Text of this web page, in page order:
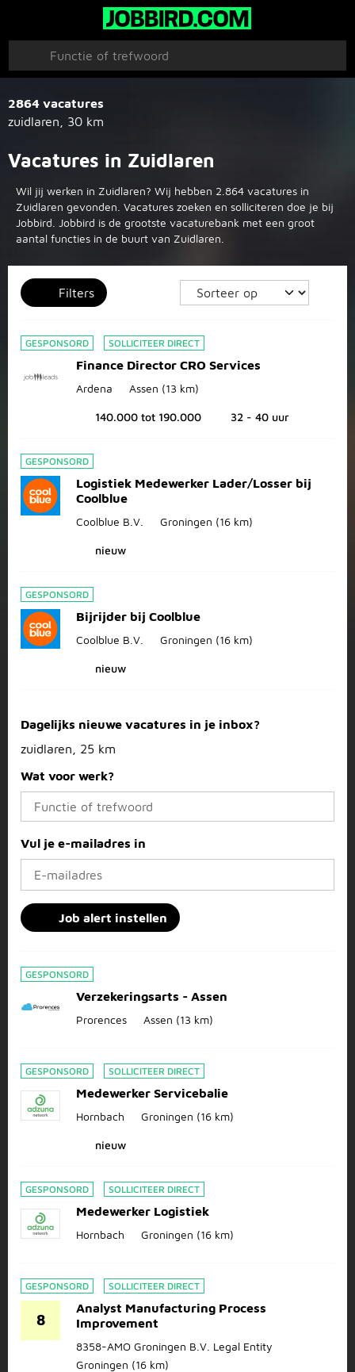
2864 vacatures
zuidlaren
30 km
Vacatures in Zuidlaren
Wil jij werken in Zuidlaren? Wij hebben 2.864 vacatures in
Zuidlaren gevonden. Vacatures zoeken en solliciteren doe je bij
Jobbird. Jobbird is de grootste vacaturebank met een groot
aantal functies in de buurt van Zuidlaren.
Filters
GESPONSORD SOLLICITEER DIRECT
Finance Director CRO Services
Ardena Assen (13 km)
140.000 tot 190.000 32 - 40 uur
GESPONSORD
Logistiek Medewerker Lader/Losser bij
Coolblue
Coolblue B.V. Groningen (16 km)
nieuw
GESPONSORD
Bijrijder bij Coolblue
Coolblue B.V. Groningen (16 km)
nieuw
Dagelijks nieuwe vacatures in je inbox?
zuidlaren, 25 km
Wat voor werk?
Vul je e-mailadres in
Job alert instellen
GESPONSORD
Verzekeringsarts - Assen
Prorences Assen (13 km)
GESPONSORD SOLLICITEER DIRECT
Medewerker Servicebalie
Hornbach Groningen (16 km)
nieuw
GESPONSORD SOLLICITEER DIRECT
Medewerker Logistiek
Hornbach Groningen (16 km)
GESPONSORD SOLLICITEER DIRECT
8
Analyst Manufacturing Process
Improvement
8358-AMO Groningen B.V. Legal Entity
Groningen (16 km)